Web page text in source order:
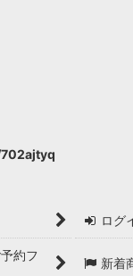
ログ
約フ
新着